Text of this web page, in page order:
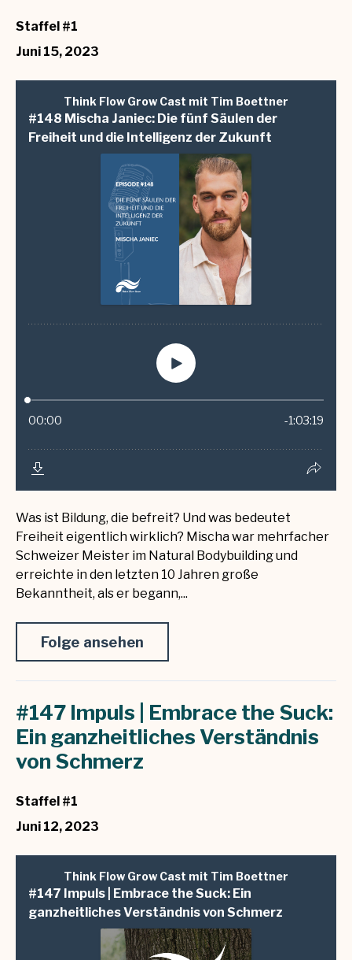
Staffel #1
Juni 15, 2023
Was ist Bildung, die befreit? Und was bedeutet
Freiheit eigentlich wirklich? Mischa war mehrfacher
Schweizer Meister im Natural Bodybuilding und
erreichte in den letzten 10 Jahren große
Bekanntheit, als er begann,...
Folge ansehen
#147 Impuls | Embrace the Suck:
Ein ganzheitliches Verständnis
von Schmerz
Staffel #1
Juni 12, 2023